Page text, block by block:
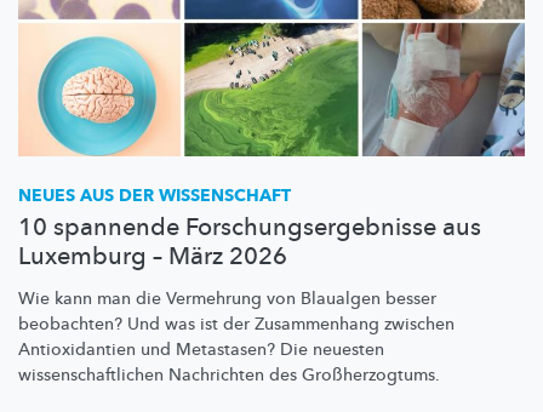
NEUES AUS DER WISSENSCHAFT
10 spannende Forschungsergebnisse aus
Luxemburg – März 2026
Wie kann man die Vermehrung von Blaualgen besser
beobachten? Und was ist der Zusammenhang zwischen
Antioxidantien und Metastasen? Die neuesten
wissenschaftlichen Nachrichten des Großherzogtums.